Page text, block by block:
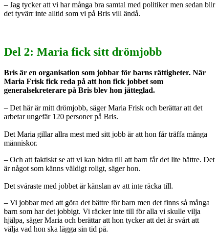
– Jag tycker att vi har många bra samtal med politiker men sedan blir
det tyvärr inte alltid som vi på Bris vill ändå.
Del 2: Maria fick sitt drömjobb
Bris är en organisation som jobbar för barns rättigheter. När
Maria Frisk fick reda på att hon fick jobbet som
generalsekreterare på Bris blev hon jätteglad.
– Det här är mitt drömjobb, säger Maria Frisk och berättar att det
arbetar ungefär 120 personer på Bris.
Det Maria gillar allra mest med sitt jobb är att hon får träffa många
människor.
– Och att faktiskt se att vi kan bidra till att barn får det lite bättre. Det
är något som känns väldigt roligt, säger hon.
Det svåraste med jobbet är känslan av att inte räcka till.
– Vi jobbar med att göra det bättre för barn men det finns så många
barn som har det jobbigt. Vi räcker inte till för alla vi skulle vilja
hjälpa, säger Maria och berättar att hon tycker att det är svårt att
välja vad hon ska lägga sin tid på.